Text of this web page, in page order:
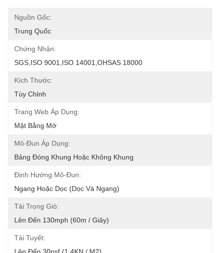
Nguồn Gốc:
Trung Quốc
Chứng Nhận:
SGS,ISO 9001,ISO 14001,OHSAS 18000
Kích Thước:
Tùy Chỉnh
Trang Web Áp Dụng:
Mặt Bằng Mở
Mô-Đun Áp Dụng:
Bảng Đóng Khung Hoặc Không Khung
Định Hướng Mô-Đun:
Ngang Hoặc Dọc (dọc Và Ngang)
Tải Trọng Gió:
Lên Đến 130mph (60m / Giây)
Tải Tuyết: